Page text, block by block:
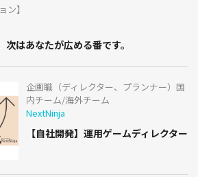
ン】
はあなたが広める番です。
企画職（ディレクター、プランナー）国
内チーム/海外チーム
NextNinja
【自社開発】運用ゲームディレクター